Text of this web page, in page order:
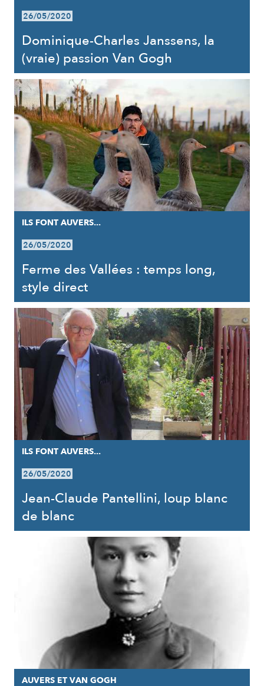
26/05/2020
Dominique-Charles Janssens, la
(vraie) passion Van Gogh
ILS FONT AUVERS...
26/05/2020
Ferme des Vallées : temps long,
style direct
ILS FONT AUVERS...
26/05/2020
Jean-Claude Pantellini, loup blanc
de blanc
AUVERS ET VAN GOGH